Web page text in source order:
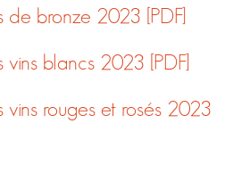
de bronze 2023 [PDF]
vins blancs 2023 [PDF]
vins rouges et rosés 2023